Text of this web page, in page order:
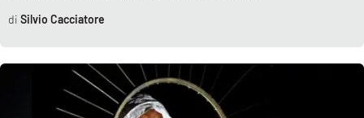
Storie
NETWORK
Silvio Cacciatore